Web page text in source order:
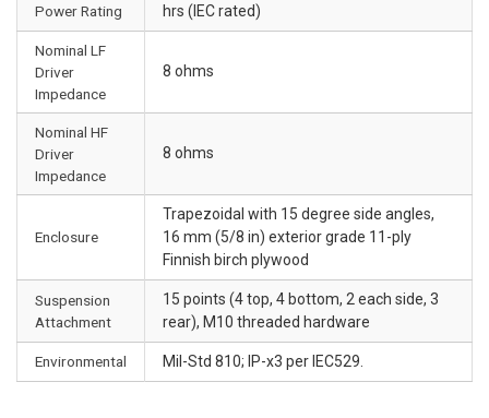
Power Rating
hrs (IEC rated)
Nominal LF
Driver
Impedance
8 ohms
Nominal HF
Driver
Impedance
8 ohms
Enclosure
Trapezoidal with 15 degree side angles,
16 mm (5/8 in) exterior grade 11-ply
Finnish birch plywood
Suspension
Attachment
15 points (4 top, 4 bottom, 2 each side, 3
rear), M10 threaded hardware
Environmental Mil-Std 810; IP-x3 per IEC529.